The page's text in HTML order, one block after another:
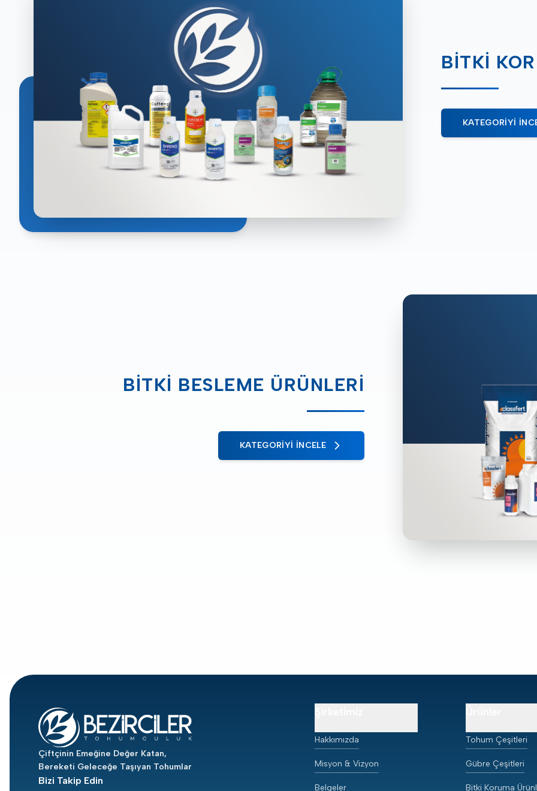
BITKI
KATEGORIYI
BITKI BESLEME ÜRÜNLERI
KATEGORIYI İNCELE
Çiftçinin Emeğine Değer Katan,
Bereketi Geleceğe Taşıyan Tohumlar
Bizi Takip Edin
Hakkımızda
Misyon & Vizyon
Belgeler
Tohum Çeşitleri
Gübre Çeşitleri
Bitki Koruma